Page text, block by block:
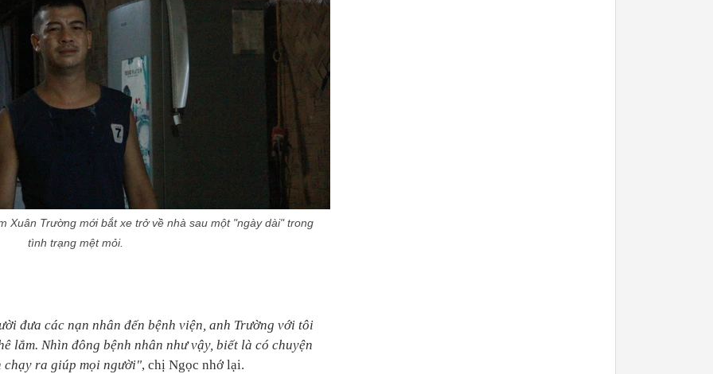
Xuân Trường mới bắt xe trở về nhà sau một "ngày dài" trong
tình trạng mệt mỏi.
đưa các nạn nhân đến bệnh viện, anh Trường với tôi
lắm. Nhìn đông bệnh nhân như vậy, biết là có chuyện
chạy ra giúp mọi người", chị Ngọc nhớ lại.